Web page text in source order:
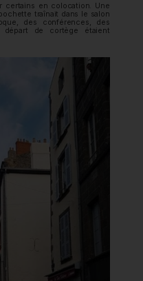
certains en colocation. Une
traînait dans le salon
des conférences, des
départ de cortège étaient